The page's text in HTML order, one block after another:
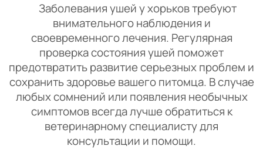
Заболевания ушей у хорьков требуют
внимательного наблюдения и
своевременного лечения. Регулярная
проверка состояния ушей поможет
предотвратить развитие серьезных проблем и
сохранить здоровье вашего питомца. В случае
любых сомнений или появления необычных
симптомов всегда лучше обратиться к
ветеринарному специалисту для
консультации и помощи.